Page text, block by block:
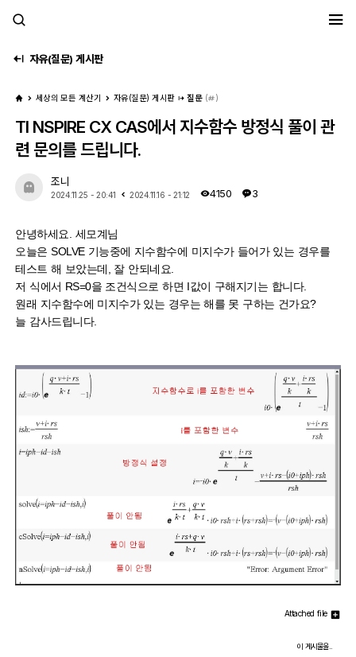
자유(질문) 게시판
세상의 모든 계산기 자유(질문) 게시판 질문 ( )
TI NSPIRE CX CAS에서 지수함수 방정식 풀이 관
련 문의를 드립니다.
조니
2024.11.25 - 20:41 2024.11.16 - 21:12 4150 3
안녕하세요. 세모계님
오늘은 SOLVE 기능중에 지수함수에 미지수가 들어가 있는 경우를
테스트 해 보았는데, 잘 안되네요.
저 식에서 RS=0을 조건식으로 하면 I값이 구해지기는 합니다.
원래 지수함수에 미지수가 있는 경우는 해를 못 구하는 건가요?
늘 감사드립니다.
Attached file
이 게시물을..